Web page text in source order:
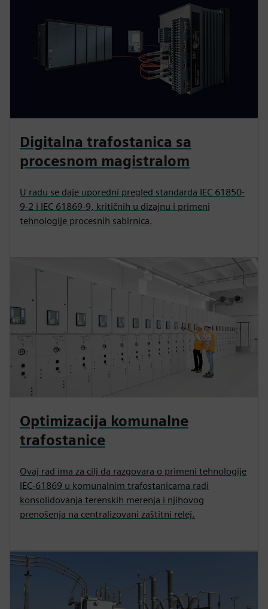
Digitalna trafostanica sa
procesnom magistralom
U radu se daje uporedni pregled standarda IEC 61850-
9-2 i IEC 61869-9, kritičnih u dizajnu i primeni
tehnologije procesnih sabirnica.
Optimizacija komunalne
trafostanice
Ovaj rad ima za cilj da razgovara o primeni tehnologije
IEC-61869 u komunalnim trafostanicama radi
konsolidovanja terenskih merenja i njihovog
prenošenja na centralizovani zaštitni relej.